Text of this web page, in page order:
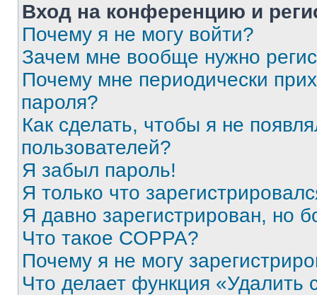
Вход на конференцию и
Почему я не могу войти?
Зачем мне вообще нужно
Почему мне периодически
пароля?
Как сделать, чтобы я не
пользователей?
Я забыл пароль!
Я только что
Я давно зарегистрирован, но
Что такое COPPA?
Почему я не могу
Что делает функция «Удалить